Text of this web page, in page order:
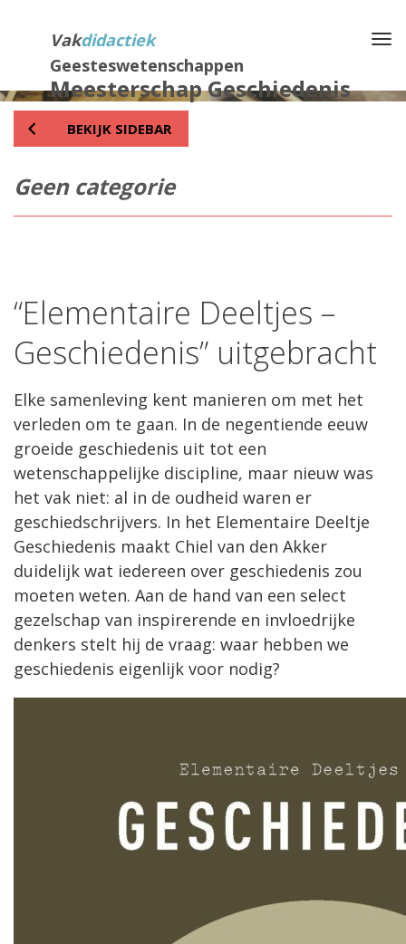
Vakdidactiek
Geesteswetenschappen
Meesterschap Geschiedenis
inhoud
BEKIJK SIDEBAR
Geen categorie
“Elementaire Deeltjes –
Geschiedenis” uitgebracht
Elke samenleving kent manieren om met het
verleden om te gaan. In de negentiende eeuw
groeide geschiedenis uit tot een
wetenschappelijke discipline, maar nieuw was
het vak niet: al in de oudheid waren er
geschiedschrijvers. In het Elementaire Deeltje
Geschiedenis maakt Chiel van den Akker
duidelijk wat iedereen over geschiedenis zou
moeten weten. Aan de hand van een select
gezelschap van inspirerende en invloedrijke
denkers stelt hij de vraag: waar hebben we
geschiedenis eigenlijk voor nodig?